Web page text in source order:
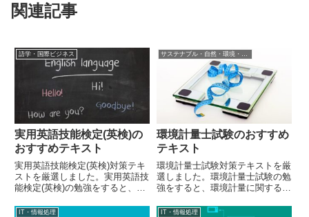
関連記事
語学・国際ビジネス
実用英語技能検定(英検)の
おすすめテキスト
実用英語技能検定(英検)対策テキ
ストを厳選しました。実用英語技
能検定(英検)の勉強をすると、英
す。
サステナブル・自然・環境・生物
環境計量士試験のおすすめ
テキスト
環境計量士試験対策テキストを厳
選しました。環境計量士試験の勉
強をすると、環境計量に関する幅
IT・情報処理 IT・情報処理